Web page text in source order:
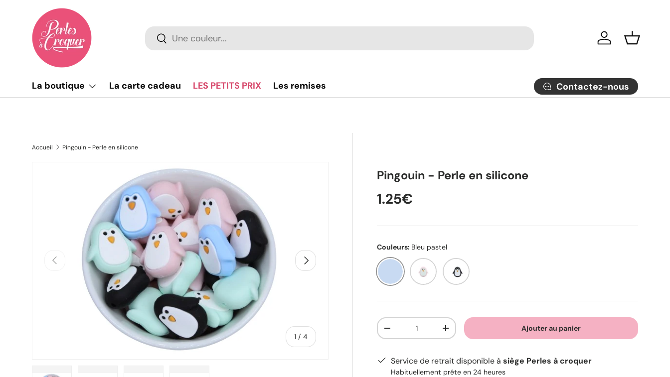
Aller au contenu
Recherche
Rechercher Se connecter
Panier
La boutique La carte cadeau LES PETITS PRIX Les remises Contactez-nous
Accueil Pingouin - Perle en silicone
Précédent
1 /de
4
Suivant
Pingouin - Perle en silicone
1.25€
Couleurs: Bleu pastel
Bleu pastel
Rose poudré
Noir
Qté
-
+ Ajouter au panier
Service de retrait disponible àsiège Perles à croquer
Habituellement prête en 24 heures